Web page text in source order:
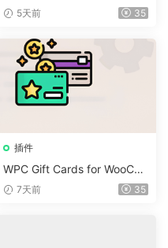
ion v5.2
5天前 35
插件
WPC Gift Cards for WooCo
mmerce (Premium) v1.0.2
7天前 35